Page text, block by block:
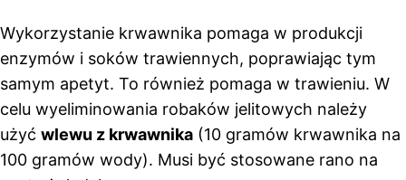
Wykorzystanie krwawnika pomaga w produkcji
enzymów i soków trawiennych, poprawiając tym
samym apetyt. To również pomaga w trawieniu. W
celu wyeliminowania robaków jelitowych należy
użyć wlewu z krwawnika (10 gramów krwawnika na
100 gramów wody). Musi być stosowane rano na